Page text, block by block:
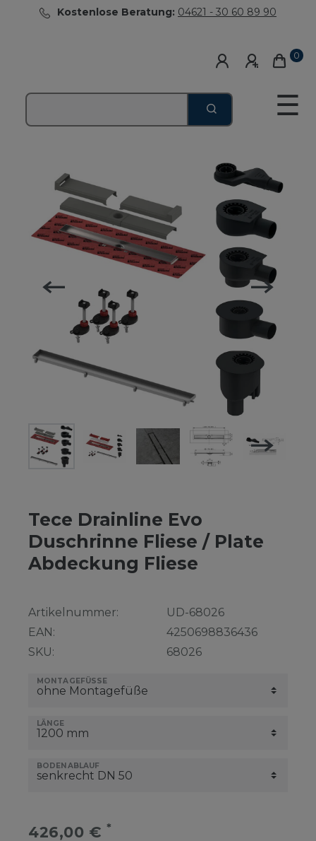
Kostenlose Beratung: 04621 - 30 60 89 90
0
☰
Tece Drainline Evo
Duschrinne Fliese / Plate
Abdeckung Fliese
Artikelnummer:
EAN:
SKU:
UD-68026
4250698836436
68026
MONTAGEFÜSSE
LÄNGE
BODENABLAUF
426,00 € *